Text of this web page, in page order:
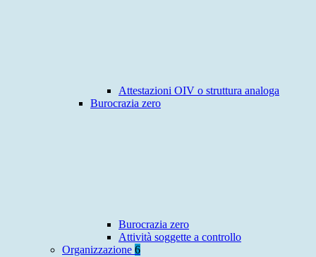
Attestazioni OIV o struttura analoga
Burocrazia zero
Burocrazia zero
Attività soggette a controllo
Organizzazione 6